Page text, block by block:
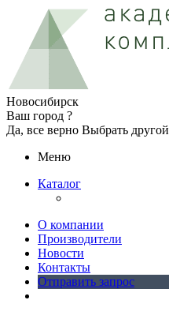
Новосибирск
Ваш город ?
Да, все верно Выбрать другой
Меню
Каталог
О компании
Производители
Новости
Контакты
Отправить запрос